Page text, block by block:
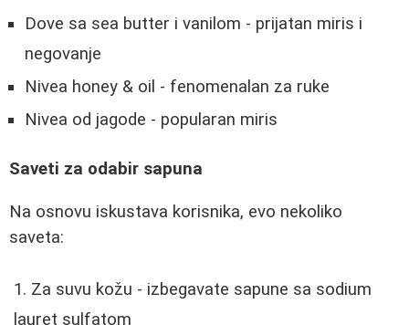
Dove sa sea butter i vanilom - prijatan miris i
negovanje
Nivea honey & oil - fenomenalan za ruke
Nivea od jagode - popularan miris
Saveti za odabir sapuna
Na osnovu iskustava korisnika, evo nekoliko
saveta:
Za suvu kožu - izbegavate sapune sa sodium
lauret sulfatom